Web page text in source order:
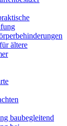
ältere
baubegleitend